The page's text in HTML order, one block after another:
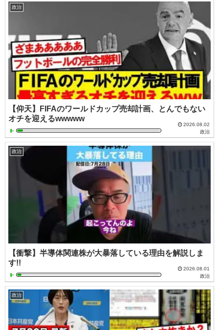
政治
【仰天】FIFAのワールドカップ売却計画、とんでもない
オチを迎えるwwwww
2026.08.02
政治
政治
【衝撃】半導体関連株が大暴落している理由を解説しま
す!!
2026.08.01
政治
政治